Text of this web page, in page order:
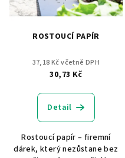
ROSTOUCÍ PAPÍR
37,18 Kč včetně DPH
30,73 Kč
Detail
Rostoucí papír – firemní
dárek, který nezůstane bez